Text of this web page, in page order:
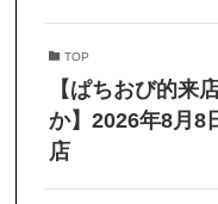
TOP
【ぱちおび的来
か】2026年8月8
店